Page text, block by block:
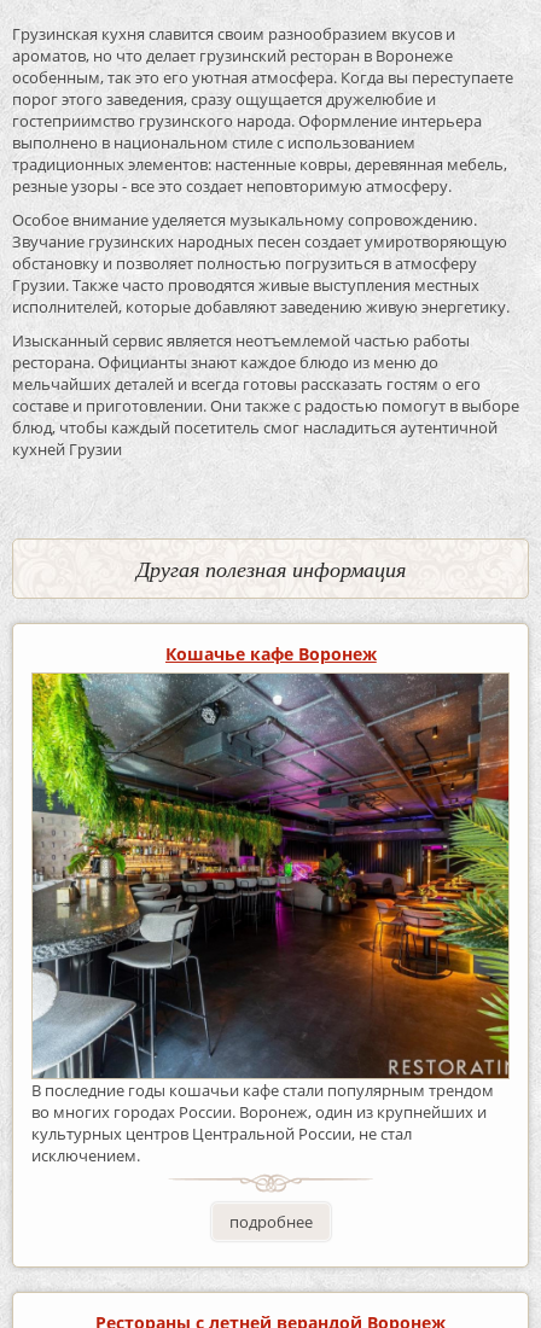
Грузинская кухня славится своим разнообразием вкусов и
ароматов, но что делает грузинский ресторан в Воронеже
особенным, так это его уютная атмосфера. Когда вы переступаете
порог этого заведения, сразу ощущается дружелюбие и
гостеприимство грузинского народа. Оформление интерьера
выполнено в национальном стиле с использованием
традиционных элементов: настенные ковры, деревянная мебель,
резные узоры - все это создает неповторимую атмосферу.
Особое внимание уделяется музыкальному сопровождению.
Звучание грузинских народных песен создает умиротворяющую
обстановку и позволяет полностью погрузиться в атмосферу
Грузии. Также часто проводятся живые выступления местных
исполнителей, которые добавляют заведению живую энергетику.
Изысканный сервис является неотъемлемой частью работы
ресторана. Официанты знают каждое блюдо из меню до
мельчайших деталей и всегда готовы рассказать гостям о его
составе и приготовлении. Они также с радостью помогут в выборе
блюд, чтобы каждый посетитель смог насладиться аутентичной
кухней Грузии
Другая полезная информация
Кошачье кафе Воронеж
В последние годы кошачьи кафе стали популярным трендом
во многих городах России. Воронеж, один из крупнейших и
культурных центров Центральной России, не стал
исключением.
подробнее
Рестораны с летней верандой Воронеж